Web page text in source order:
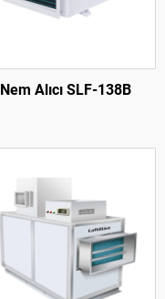
Nem Alıcı SLF-138B